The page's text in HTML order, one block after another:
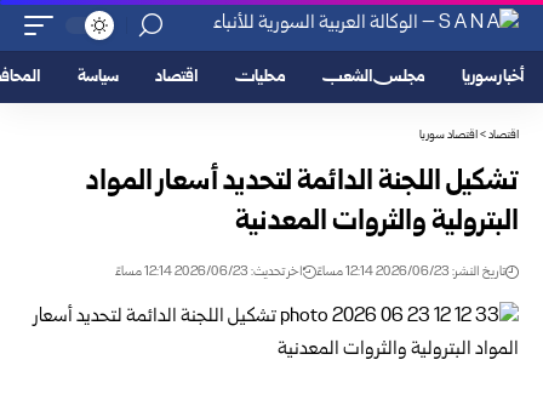
أخبار سوريا مجلس الشعب محليات اقتصاد سياسة
اقتصاد>اقتصاد سوريا
تشكيل اللجنة الدائمة لتحديد أسعار المواد
البترولية والثروات المعدنية
تاريخ النشر: 2026/06/23 12:14 مساءً اخر تحديث: 2026/06/23 12:14 مساءً